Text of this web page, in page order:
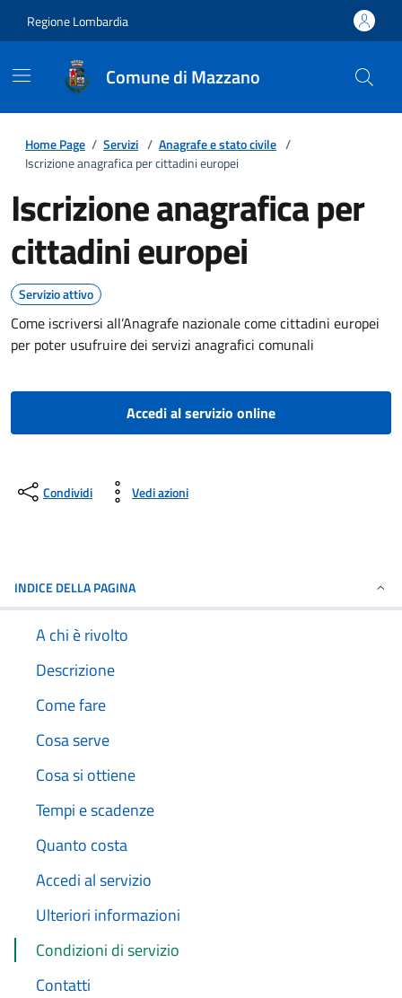
Regione Lombardia
Comune di Mazzano
Home Page / Servizi / Anagrafe e stato civile /
Iscrizione anagrafica per cittadini europei
Iscrizione anagrafica per
cittadini europei
Servizio attivo
Come iscriversi all’Anagrafe nazionale come cittadini europei
per poter usufruire dei servizi anagrafici comunali
Accedi al servizio online
Condividi Vedi azioni
INDICE DELLA PAGINA
A chi è rivolto
Descrizione
Come fare
Cosa serve
Cosa si ottiene
Tempi e scadenze
Quanto costa
Accedi al servizio
Ulteriori informazioni
Condizioni di servizio
Contatti